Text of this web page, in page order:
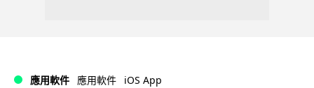
應用軟件 應用軟件 iOS App